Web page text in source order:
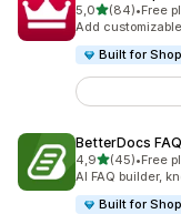
5,0stelle su 5
(84)
84 recensioni
•Free
Add
Built for
BetterDocs
4,9stelle su 5
(45)
45 recensioni
•Free
AI FAQ builder,
Built for